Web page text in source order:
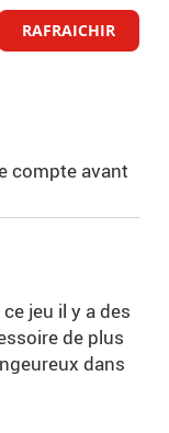
RAFRAICHIR
compte avant
jeu il y a des
de plus
dans